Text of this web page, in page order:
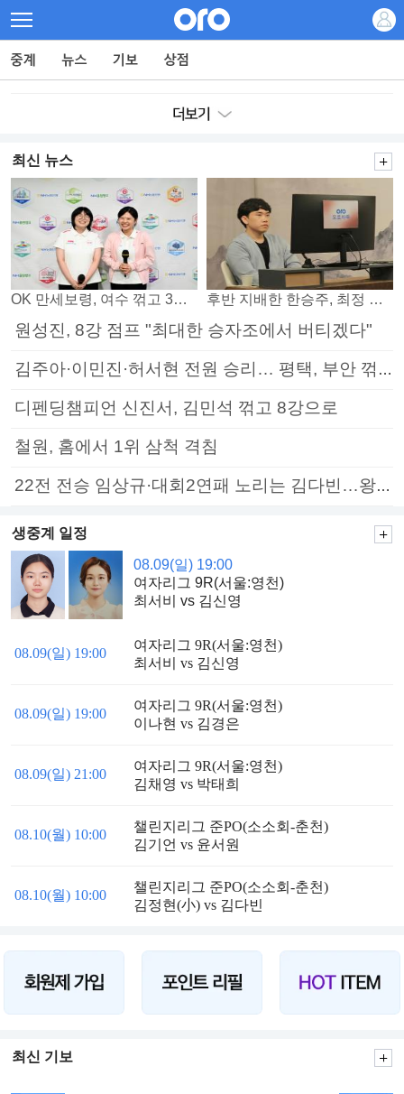
최신 뉴스
OK 만세보령, 여수 꺾고 3연패 탈출 후반 지배한 한승주, 최정 꺾고 8강 진출
원성진, 8강 점프 "최대한 승자조에서 버티겠다"
김주아·이민진·허서현 전원 승리… 평택, 부안 꺾고 5연승
디펜딩챔피언 신진서, 김민석 꺾고 8강으로
철원, 홈에서 1위 삼척 격침
22전 전승 임상규·대회2연패 노리는 김다빈…왕중왕전 16강 7일부터
생중계 일정
08.09(일) 19:00
여자리그 9R(서울:영천)
최서비 vs 김신영
08.09(일) 19:00
여자리그 9R(서울:영천)
최서비 vs 김신영
08.09(일) 19:00
여자리그 9R(서울:영천)
이나현 vs 김경은
08.09(일) 21:00
여자리그 9R(서울:영천)
김채영 vs 박태희
08.10(월) 10:00
챌린지리그 준PO(소소회-춘천)
김기언 vs 윤서원
08.10(월) 10:00
챌린지리그 준PO(소소회-춘천)
김정현(小) vs 김다빈
최신 기보